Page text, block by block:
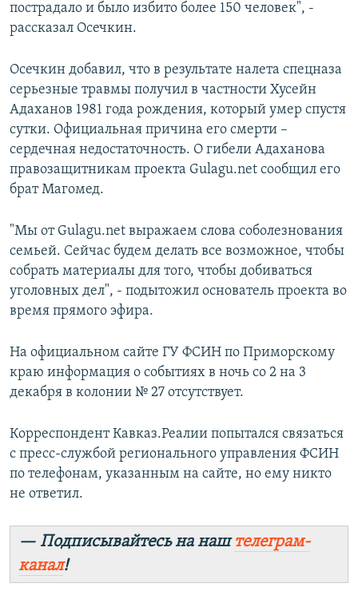
пострадало и было избито более 150 человек", -
рассказал Осечкин.
Осечкин добавил, что в результате налета спецназа
серьезные травмы получил в частности Хусейн
Адаханов 1981 года рождения, который умер спустя
сутки. Официальная причина его смерти –
сердечная недостаточность. О гибели Адаханова
правозащитникам проекта Gulagu.net сообщил его
брат Магомед.
"Мы от Gulagu.net выражаем слова соболезнования
семьей. Сейчас будем делать все возможное, чтобы
собрать материалы для того, чтобы добиваться
уголовных дел", - подытожил основатель проекта во
время прямого эфира.
На официальном сайте ГУ ФСИН по Приморскому
краю информация о событиях в ночь со 2 на 3
декабря в колонии № 27 отсутствует.
Корреспондент Кавказ.Реалии попытался связаться
с пресс-службой регионального управления ФСИН
по телефонам, указанным на сайте, но ему никто
не ответил.
— Подписывайтесь на наштелеграм-
канал!